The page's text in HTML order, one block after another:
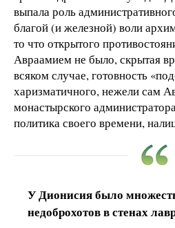
выпала роль
благой (и железной) воли
то что открытого
Авраамием не было, скрытая
всяком случае, готовность
харизматичного, нежели сам
монастырского
политика своего времени,
У Дионисия было
недоброхотов в стенах